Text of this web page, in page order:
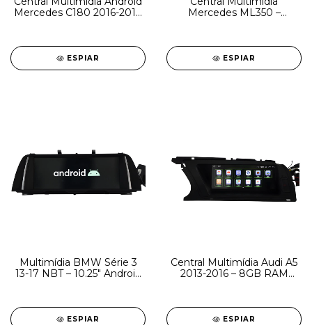
Mercedes C180 2016-2018
ESPIAR
Mercedes ML350 –
ESPIAR
Multimídia BMW Série 3
13-17 NBT – 10.25" Android
ESPIAR
Central Multimídia Audi A5
2013-2016 – 8GB RAM
ESPIAR